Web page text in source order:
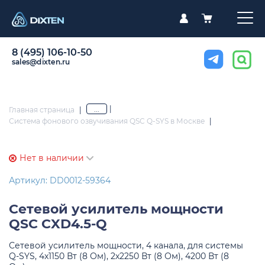
8 (495) 106-10-50
sales@dixten.ru
Главная страница | ...
Система фонового озвучивания QSC Q-SYS в Москве
Нет в наличии
Артикул: DD0012-59364
Сетевой усилитель мощности
QSC CXD4.5-Q
Сетевой усилитель мощности, 4 канала, для системы
Q-SYS, 4x1150 Вт (8 Ом), 2х2250 Вт (8 Ом), 4200 Вт (8